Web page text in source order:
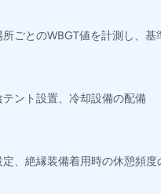
ごとのWBGT値を計測し、
ント設置、冷却設備の配備
、絶縁装備着用時の休憩頻度